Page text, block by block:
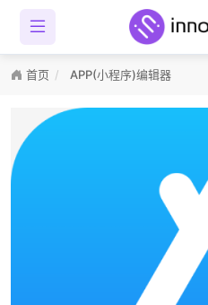
首页 APP(小程序)编辑器